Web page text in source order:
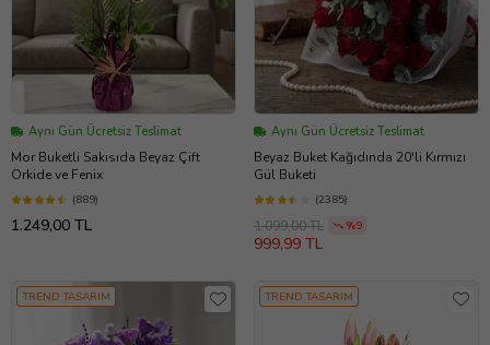
Aynı Gün Ücretsiz Teslimat
Mor Buketli Sakısıda Beyaz Çift
Orkide ve Fenix
(889)
1.249,00 TL
Aynı Gün Ücretsiz Teslimat
Beyaz Buket Kağıdında 20'li Kırmızı
Gül Buketi
(2385)
1.099,00 TL %9
999,99 TL
TREND TASARIM TREND TASARIM